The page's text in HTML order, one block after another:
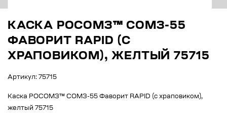
КАСКА РОСОМЗ™ СОМЗ-55
ФАВОРИТ RAPID (С
ХРАПОВИКОМ), ЖЕЛТЫЙ 75715
Артикул: 75715
Каска РОСОМЗ™ СОМЗ-55 Фаворит RAPID (с храповиком),
желтый 75715